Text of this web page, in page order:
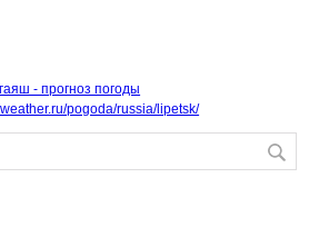
- прогноз погоды
pogoda/russia/lipetsk/